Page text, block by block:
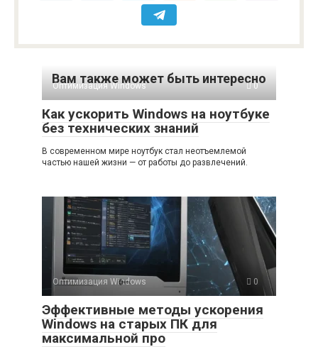
Вам также может быть интересно
Оптимизация Windows 0
Как ускорить Windows на ноутбуке
без технических знаний
В современном мире ноутбук стал неотъемлемой
частью нашей жизни — от работы до развлечений.
Оптимизация Windows 0
Эффективные методы ускорения
Windows на старых ПК для
максимальной про